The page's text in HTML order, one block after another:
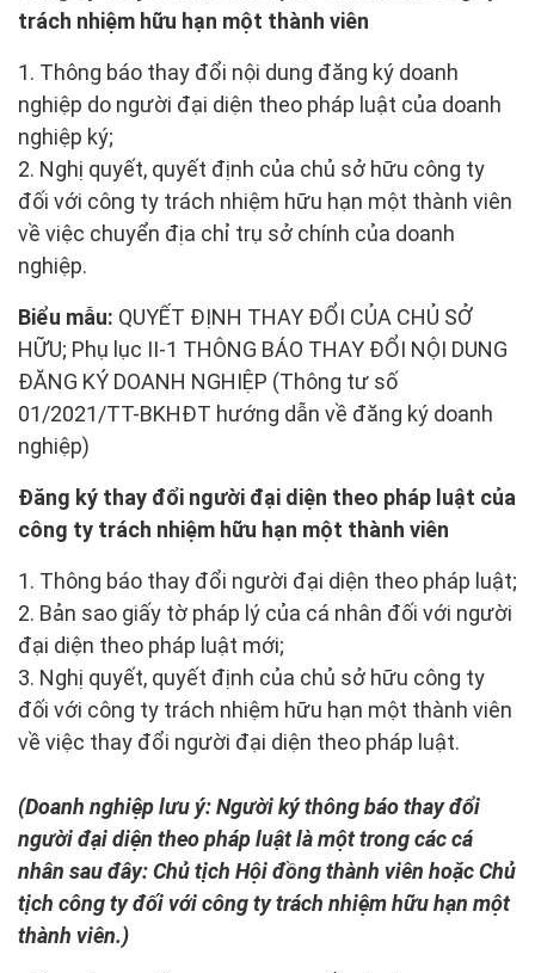
trách nhiệm hữu hạn một thành viên
1. Thông báo thay đổi nội dung đăng ký doanh
nghiệp do người đại diện theo pháp luật của doanh
nghiệp ký;
2. Nghị quyết, quyết định của chủ sở hữu công ty
đối với công ty trách nhiệm hữu hạn một thành viên
về việc chuyển địa chỉ trụ sở chính của doanh
nghiệp.
Biểu mẫu: QUYẾT ĐỊNH THAY ĐỔI CỦA CHỦ SỞ
HỮU; Phụ lục II-1 THÔNG BÁO THAY ĐỔI NỘI DUNG
ĐĂNG KÝ DOANH NGHIỆP (Thông tư số
01/2021/TT-BKHĐT hướng dẫn về đăng ký doanh
nghiệp)
Đăng ký thay đổi người đại diện theo pháp luật của
công ty trách nhiệm hữu hạn một thành viên
1. Thông báo thay đổi người đại diện theo pháp luật;
2. Bản sao giấy tờ pháp lý của cá nhân đối với người
đại diện theo pháp luật mới;
3. Nghị quyết, quyết định của chủ sở hữu công ty
đối với công ty trách nhiệm hữu hạn một thành viên
về việc thay đổi người đại diện theo pháp luật.
(Doanh nghiệp lưu ý: Người ký thông báo thay đổi
người đại diện theo pháp luật là một trong các cá
nhân sau đây: Chủ tịch Hội đồng thành viên hoặc Chủ
tịch công ty đối với công ty trách nhiệm hữu hạn một
thành viên.)